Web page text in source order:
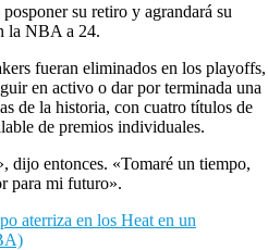
su retiro y agrandará su
la NBA a 24.
fueran eliminados en los playoffs,
en activo o dar por terminada una
de la historia, con cuatro títulos de
de premios individuales.
dijo entonces. «Tomaré un tiempo,
para mi futuro».
aterriza en los Heat en un